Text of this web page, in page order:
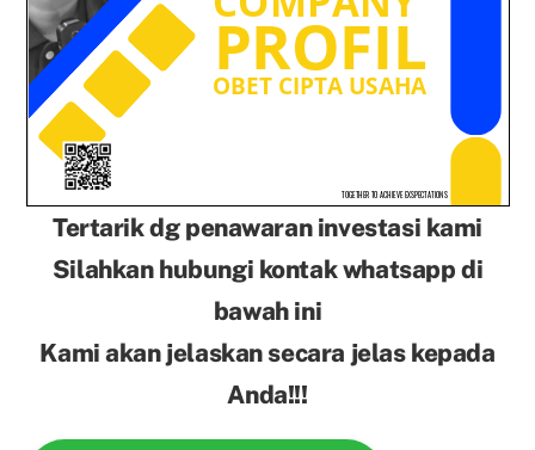
Tertarik dg penawaran investasi kami
Silahkan hubungi kontak whatsapp di
bawah ini
Kami akan jelaskan secara jelas kepada
Anda!!!